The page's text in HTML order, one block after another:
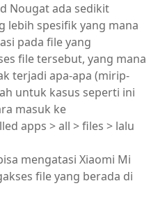
Nougat ada sedikit
lebih spesifik yang mana
pada file yang
file tersebut, yang mana
terjadi apa-apa (mirip-
untuk kasus seperti ini
masuk ke
apps > all > files > lalu
mengatasi Xiaomi Mi
file yang berada di